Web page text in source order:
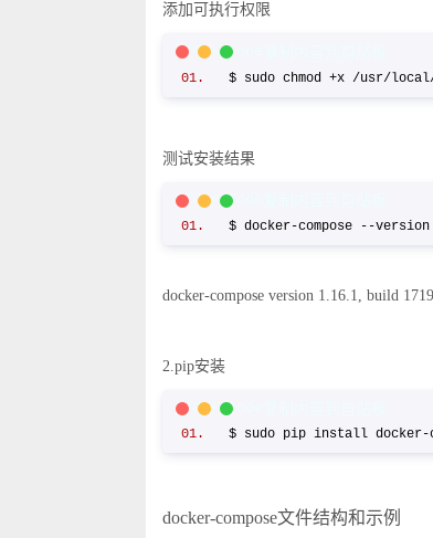
添加可执行权限
C/C++ Code
$ sudo chmod +x /usr/
测试安装结果
C/C++ Code
$ docker-compose --
docker-compose version 1.16.1, build
2.pip安装
C/C++ Code
$ sudo pip install docker-
docker-compose文件结构和示例